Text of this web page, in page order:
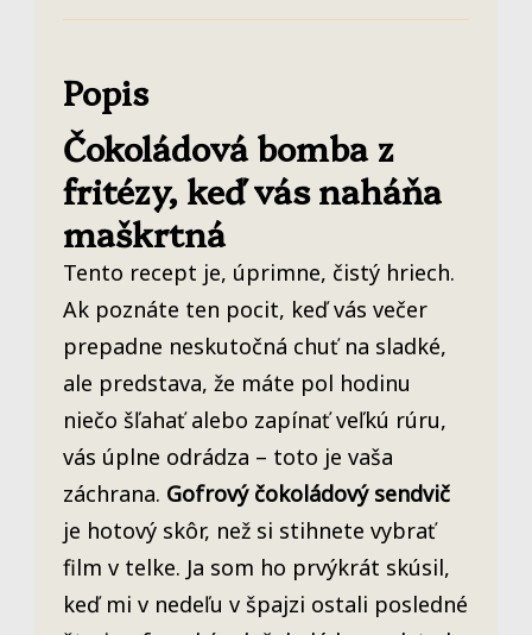
Popis
Čokoládová bomba z
fritézy, keď vás naháňa
maškrtná
Tento recept je, úprimne, čistý hriech.
Ak poznáte ten pocit, keď vás večer
prepadne neskutočná chuť na sladké,
ale predstava, že máte pol hodinu
niečo šľahať alebo zapínať veľkú rúru,
vás úplne odrádza – toto je vaša
záchrana. Gofrový čokoládový sendvič
je hotový skôr, než si stihnete vybrať
film v telke. Ja som ho prvýkrát skúsil,
keď mi v nedeľu v špajzi ostali posledné